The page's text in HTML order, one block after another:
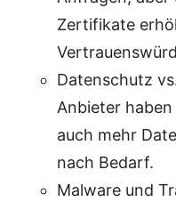
Zertifikate
Datenschutz
Anbieter
auch mehr
nach Bedarf.
Malware und